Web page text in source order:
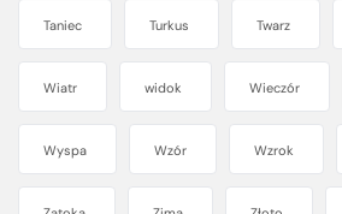
Taniec Turkus Twarz
Wiatr widok Wieczór
Wyspa Wzór Wzrok